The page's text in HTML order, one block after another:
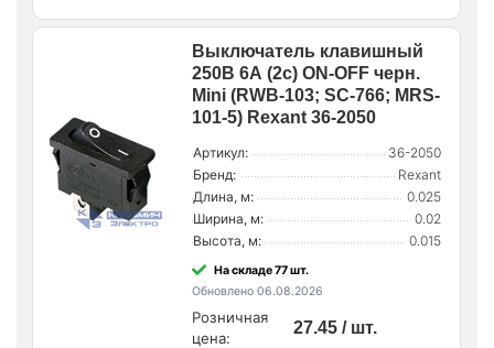
Выключатель клавишный
250В 6А (2с) ON-OFF черн.
Mini (RWB-103; SC-766; MRS-
101-5) Rexant 36-2050
Артикул:
36-2050
Бренд:
Rexant
Длина, м:
0.025
Ширина, м:
0.02
Высота, м:
0.015
На складе 77 шт.
Обновлено 06.08.2026
Розничная
цена:
27.45 / шт.